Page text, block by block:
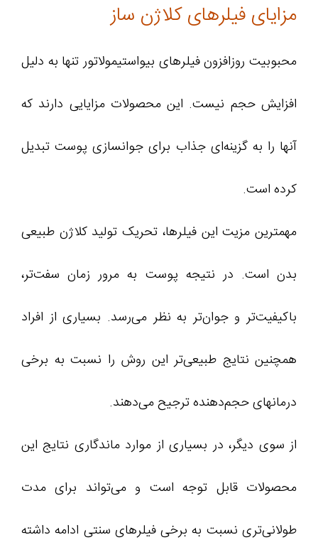
مزایای فیلرهای کلاژن ساز
محبوبیت روزافزون فیلرهای بیواستیمولاتور تنها به دلیل
افزایش حجم نیست. این محصولات مزایایی دارند که
آنها را به گزینه‌ای جذاب برای جوانسازی پوست تبدیل
کرده است.
مهمترین مزیت این فیلرها، تحریک تولید کلاژن طبیعی
بدن است. در نتیجه پوست به مرور زمان سفت‌تر،
باکیفیت‌تر و جوان‌تر به نظر می‌رسد. بسیاری از افراد
همچنین نتایج طبیعی‌تر این روش را نسبت به برخی
درمانهای حجم‌دهنده ترجیح می‌دهند.
از سوی دیگر، در بسیاری از موارد ماندگاری نتایج این
محصولات قابل توجه است و می‌تواند برای مدت
طولانی‌تری نسبت به برخی فیلرهای سنتی ادامه داشته